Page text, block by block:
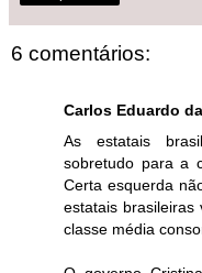
6 comentários:
Carlos Eduardo
As estatais
sobretudo para a
Certa esquerda
estatais
classe média